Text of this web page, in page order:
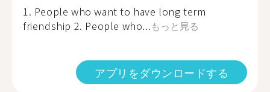
1. People who want to have long term
friendship 2. People who...もっと見る
アプリをダウンロードする